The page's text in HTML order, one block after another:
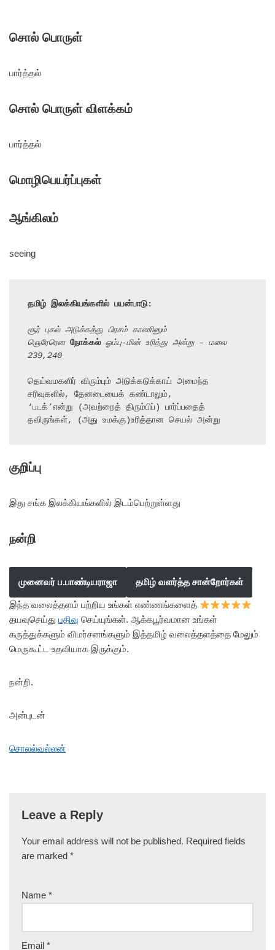
சொல் பொருள்
பார்த்தல்
சொல் பொருள் விளக்கம்
பார்த்தல்
மொழிபெயர்ப்புகள்
ஆங்கிலம்
seeing
தமிழ் இலக்கியங்களில் பயன்பாடு:
சூர் புகல் அடுக்கத்து பிரசம் காணினும்
ஞெரேரென நோக்கல் ஓம்பு-மின் உரித்து அன்று – மலை
239,240
தெய்வமகளிர் விரும்பும் அடுக்கடுக்காய் அமைந்த
சரிவுகளில், தேனடையைக் கண்டாலும்,
‘படக்’என்று (அவற்றைத் திரும்பிப்) பார்ப்பதைத்
தவிருங்கள், (அது உமக்கு)உரித்தான செயல் அன்று
குறிப்பு
இது சங்க இலக்கியங்களில் இடம்பெற்றுள்ளது
நன்றி
முனைவர் ப.பாண்டியராஜா தமிழ் வளர்த்த சான்றோர்கள்
இந்த வலைத்தளம் பற்றிய உங்கள் எண்ணங்களைத்
தயவுசெய்து பதிவு செய்யுங்கள். ஆக்கபூர்வமான உங்கள்
கருத்துக்களும் விமர்சனங்களும் இத்தமிழ் வலைத்தளத்தை மேலும்
மெருகூட்ட உதவியாக இருக்கும்.
நன்றி.
அன்புடன்
சொலல்வல்லன்
Leave a Reply
Your email address will not be published. Required fields
are marked *
Name *
Email *